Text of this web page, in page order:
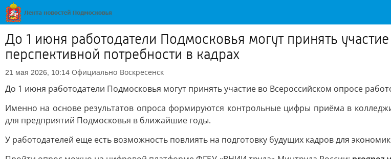
До 1 июня работодатели Подмосковья могут принять
перспективной потребности в кадрах
21 мая 2026, 10:14 Официально Воскресенск
До 1 июня работодатели Подмосковья могут принять участие во Всероссийском опросе
Именно на основе результатов опроса формируются контрольные цифры приёма в
для предприятий Подмосковья в ближайшие годы.
У работодателей еще есть возможность повлиять на подготовку будущих кадров для